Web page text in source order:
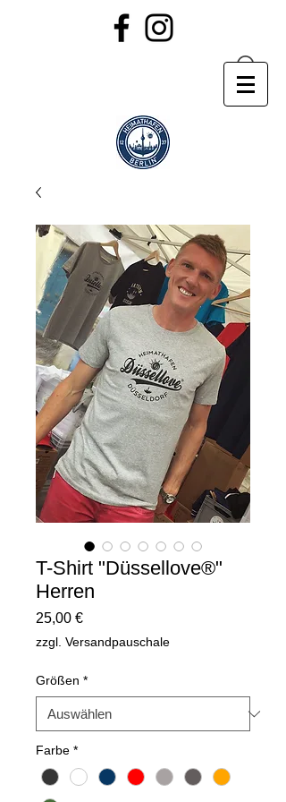
T-Shirt "Düssellove®"
Herren
25,00 €Preis
zzgl. Versandpauschale
Größen *
Farbe *